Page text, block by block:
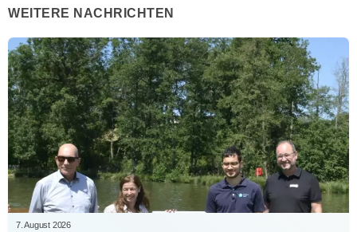
WEITERE NACHRICHTEN
7. August 2026